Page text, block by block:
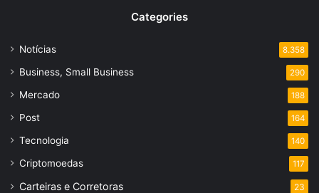
Categories
Notícias 8.358
Business, Small Business 290
Mercado 188
Post 164
Tecnologia 140
Criptomoedas 117
Carteiras e Corretoras 23